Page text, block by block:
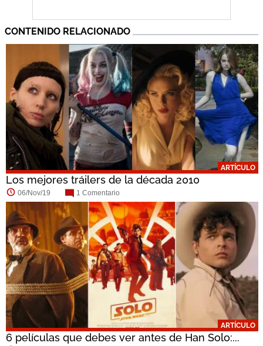
CONTENIDO RELACIONADO
ARTÍCULO
Los mejores tráilers de la década 2010
06/Nov/19 1 Comentario
ARTÍCULO
6 películas que debes ver antes de Han Solo:...